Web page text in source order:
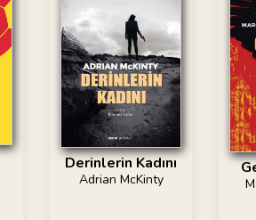
Derinlerin Kadını
Adrian McKinty